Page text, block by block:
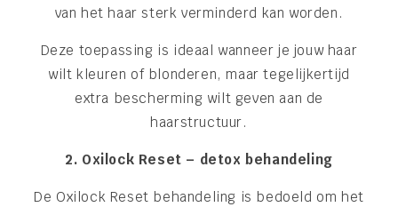
van het haar sterk verminderd kan worden.
Deze toepassing is ideaal wanneer je jouw haar
wilt kleuren of blonderen, maar tegelijkertijd
extra bescherming wilt geven aan de
haarstructuur.
2. Oxilock Reset – detox behandeling
De Oxilock Reset behandeling is bedoeld om het